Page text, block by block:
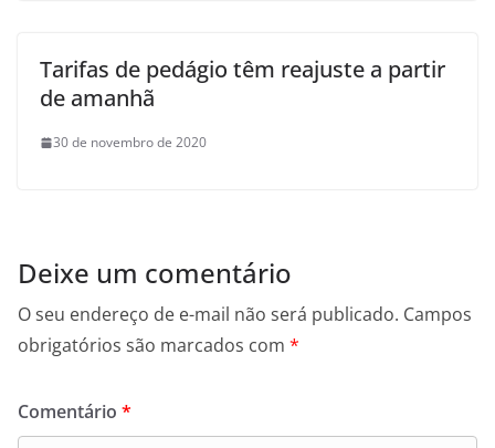
Tarifas de pedágio têm reajuste a partir
de amanhã
30 de novembro de 2020
Deixe um comentário
O seu endereço de e-mail não será publicado. Campos
obrigatórios são marcados com *
Comentário *